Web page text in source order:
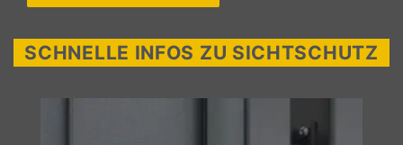
SCHNELLE INFOS ZU SICHTSCHUTZ